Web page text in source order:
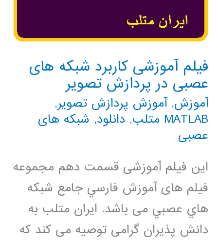
فیلم آموزشی کاربرد شبکه های
عصبی در پردازش تصویر
آموزش,آموزش پردازش تصویر,
MATLAB متلب
, دانلود, شبکه های
عصبی
این فیلم آموزشی قسمت دهم مجموعه
فيلم های آموزش فارسي جامع شبكه
هاي عصبي می باشد. ایران متلب به
دانش پذیران گرامی توصیه می کند که